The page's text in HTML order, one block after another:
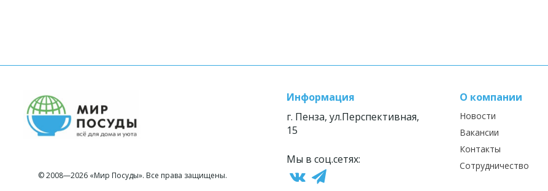
© 2008—2026 «Мир Посуды». Все права защищены.
Информация
г. Пенза, ул.Перспективная,
15
Мы в соц.сетях:
О компании
Новости
Вакансии
Контакты
Сотрудничество